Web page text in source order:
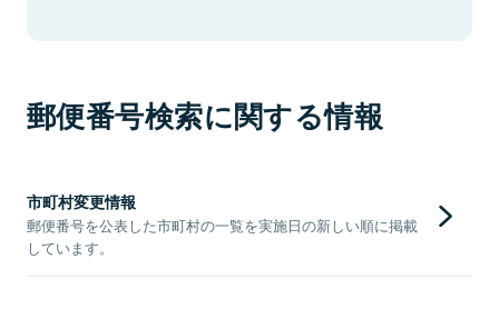
郵便番号検索に関する情報
市町村変更情報
郵便番号を公表した市町村の一覧を実施日の新しい順に掲載
しています。